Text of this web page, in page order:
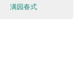
满园春式